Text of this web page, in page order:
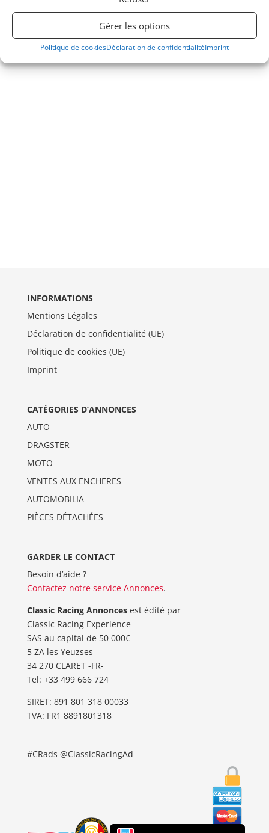
Gérer les options
Politique de cookiesDéclaration de confidentialitéImprint
INFORMATIONS
Mentions Légales
Déclaration de confidentialité (UE)
Politique de cookies (UE)
Imprint
CATÉGORIES D’ANNONCES
AUTO
DRAGSTER
MOTO
VENTES AUX ENCHERES
AUTOMOBILIA
PIÈCES DÉTACHÉES
GARDER LE CONTACT
Besoin d’aide ?
Contactez notre service Annonces.
Classic Racing Annoncesest édité par
Classic Racing Experience
SAS au capital de 50 000€
5 ZA les Yeuzses
34 270 CLARET -FR-
Tel: ‭+33 499 666 724‬
SIRET: 891 801 318 00033
TVA: FR1 8891801318
#CRads @ClassicRacingAd